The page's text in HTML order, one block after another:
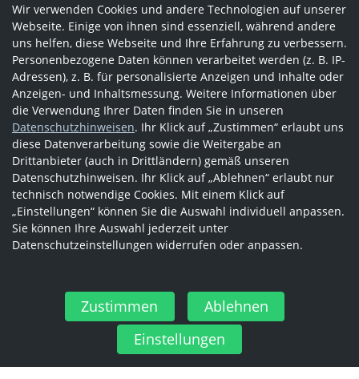
Wir verwenden Cookies und andere Technologien auf unserer
Webseite. Einige von ihnen sind essenziell, während andere
uns helfen, diese Webseite und Ihre Erfahrung zu verbessern.
Personenbezogene Daten können verarbeitet werden (z. B. IP-
Adressen), z. B. für personalisierte Anzeigen und Inhalte oder
Anzeigen- und Inhaltsmessung. Weitere Informationen über
die Verwendung Ihrer Daten finden Sie in unseren
Datenschutzhinweisen. Ihr Klick auf „Zustimmen“ erlaubt uns
diese Datenverarbeitung sowie die Weitergabe an
Drittanbieter (auch in Drittländern) gemäß unseren
Datenschutzhinweisen. Ihr Klick auf „Ablehnen“ erlaubt nur
technisch notwendige Cookies. Mit einem Klick auf
„Einstellungen“ können Sie die Auswahl individuell anpassen.
Sie können Ihre Auswahl jederzeit unter
Datenschutzeinstellungen widerrufen oder anpassen.
Zustimmen
Ablehnen
Einstellungen